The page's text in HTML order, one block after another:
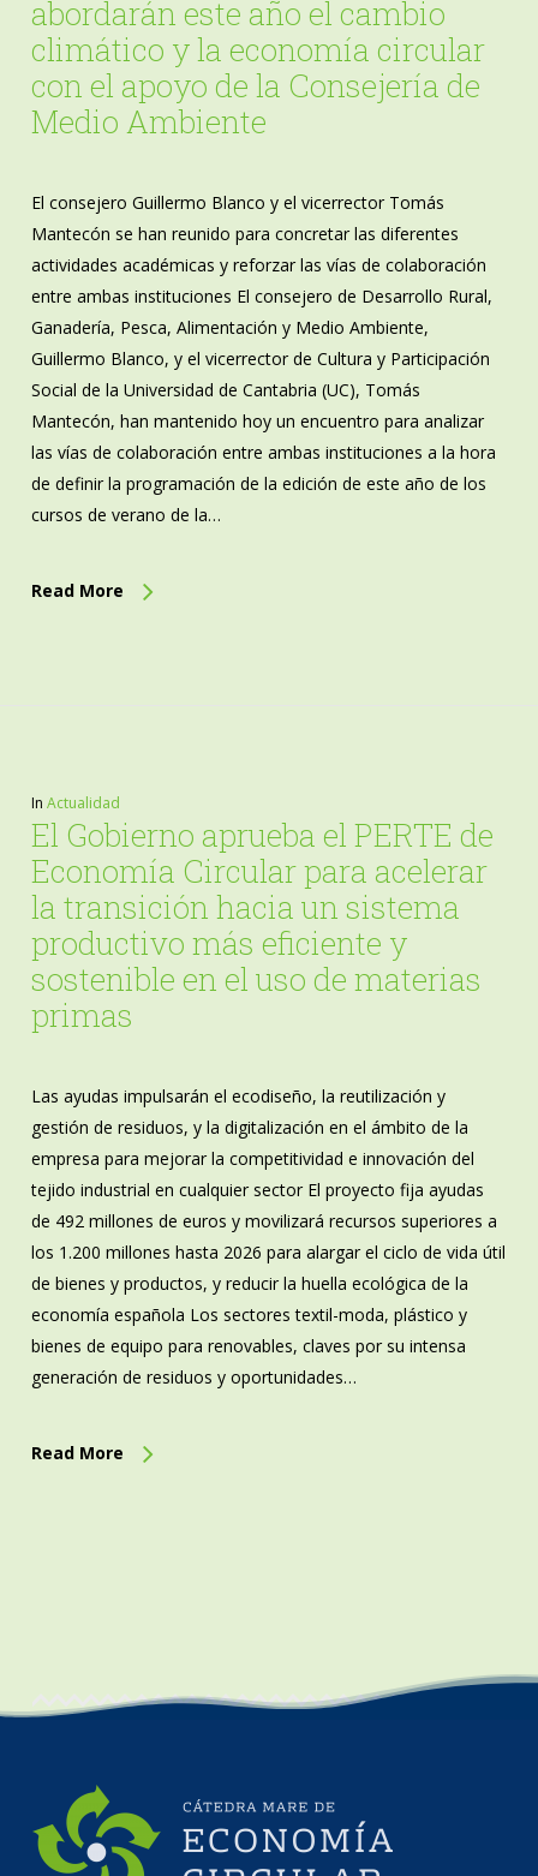
abordarán este año el cambio
climático y la economía circular
con el apoyo de la Consejería de
Medio Ambiente
El consejero Guillermo Blanco y el vicerrector Tomás
Mantecón se han reunido para concretar las diferentes
actividades académicas y reforzar las vías de colaboración
entre ambas instituciones El consejero de Desarrollo Rural,
Ganadería, Pesca, Alimentación y Medio Ambiente,
Guillermo Blanco, y el vicerrector de Cultura y Participación
Social de la Universidad de Cantabria (UC), Tomás
Mantecón, han mantenido hoy un encuentro para analizar
las vías de colaboración entre ambas instituciones a la hora
de definir la programación de la edición de este año de los
cursos de verano de la…
Read More
In Actualidad
El Gobierno aprueba el PERTE de
Economía Circular para acelerar
la transición hacia un sistema
productivo más eficiente y
sostenible en el uso de materias
primas
Las ayudas impulsarán el ecodiseño, la reutilización y
gestión de residuos, y la digitalización en el ámbito de la
empresa para mejorar la competitividad e innovación del
tejido industrial en cualquier sector El proyecto fija ayudas
de 492 millones de euros y movilizará recursos superiores a
los 1.200 millones hasta 2026 para alargar el ciclo de vida útil
de bienes y productos, y reducir la huella ecológica de la
economía española Los sectores textil-moda, plástico y
bienes de equipo para renovables, claves por su intensa
generación de residuos y oportunidades…
Read More